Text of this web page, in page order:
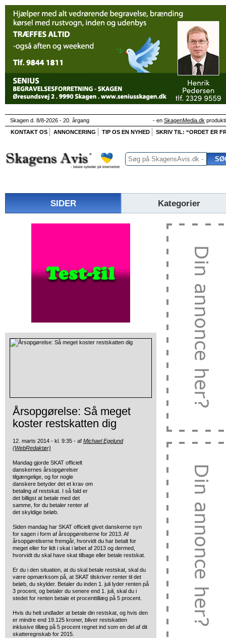
Skagen d. 8/8-2026 - 20. årgang - en SkagenMedia.dk
KONTAKT OS
ANNONCERING TIP OS EN NYHED SKRIV TIL: “ORDET ER
SIDER Kategorier
Årsopgørelse: Så meget
koster restskatten dig
12. marts 2014 - kl. 9:35 - af Michael Egelund
(WebRedaktør)
Mandag gjorde SKAT officielt
danskernes årsopgørelser
tilgængelige, og for nogle
danskere betyder det et krav om
betaling af restskat. I så fald er
det billigst at betale med det
samme, for du betaler renter af
det skyldige beløb.
Siden mandag har SKAT officielt givet danskerne syn
for sagen i form af årsopgørelserne for 2013. Af
årsopgørelserne fremgår, hvorvidt du har betalt for
meget eller for lidt i skat i løbet af 2013 og dermed,
hvorvidt du skal have skat tilbage eller betale restskat.
Er du i den situation, at du skal betale restskat, skal du
være opmærksom på, at SKAT tilskriver renter til det
beløb, du skylder. Betaler du inden 1. juli lyder renten på
3 procent, og betaler du senere end 1. juli, skal du i
stedet for renten betale et procenttillæg på 5 procent.
Hvis du helt undlader at betale din restskat, og hvis den
er mindre end 19.125 kroner, bliver restskatten
inklusive tillæg på 5 procent regnet ind som en del af dit
skatteregnskab for 2015.